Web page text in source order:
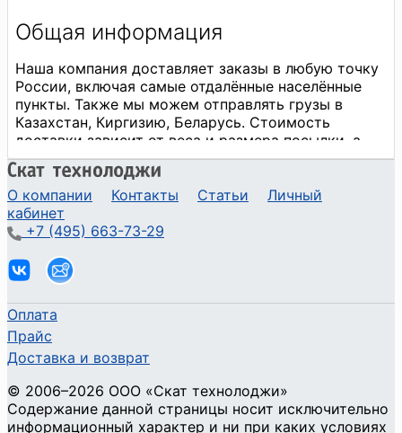
О компании Контакты Статьи
Личный
кабинет
+7 (495) 663-73-29
Оплата
Прайс
Доставка и возврат
© 2006–2026 ООО «Скат технолоджи»
Содержание данной страницы носит исключительно
информационный характер и ни при каких условиях